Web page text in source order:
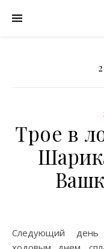
Трое в
Следующий день был последним полноценным